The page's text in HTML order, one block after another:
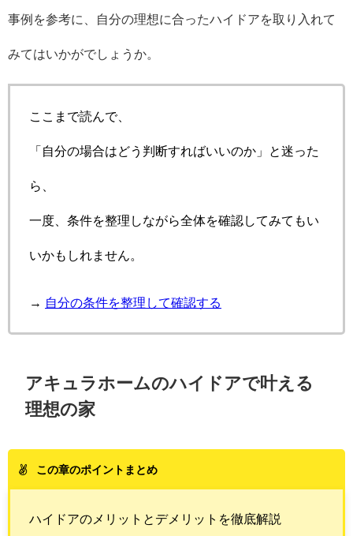
事例を参考に、自分の理想に合ったハイドアを取り入れて
みてはいかがでしょうか。
ここまで読んで、
「自分の場合はどう判断すればいいのか」と迷った
ら、
一度、条件を整理しながら全体を確認してみてもい
いかもしれません。
→ 自分の条件を整理して確認する
アキュラホームのハイドアで叶える
理想の家
この章のポイントまとめ
ハイドアのメリットとデメリットを徹底解説